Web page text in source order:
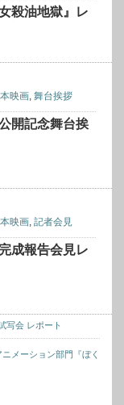
殺油地獄』レ
映画 ,舞台挨拶
開記念舞台挨
映画,記者会見
成報告会見レ
写会 レポート
メーション部門『ぼく